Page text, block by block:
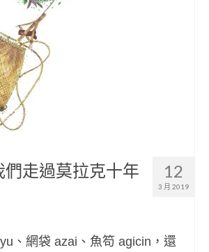
12
3 月 2019
走過莫拉克十年
、網袋 azai、魚笱 agicin，還